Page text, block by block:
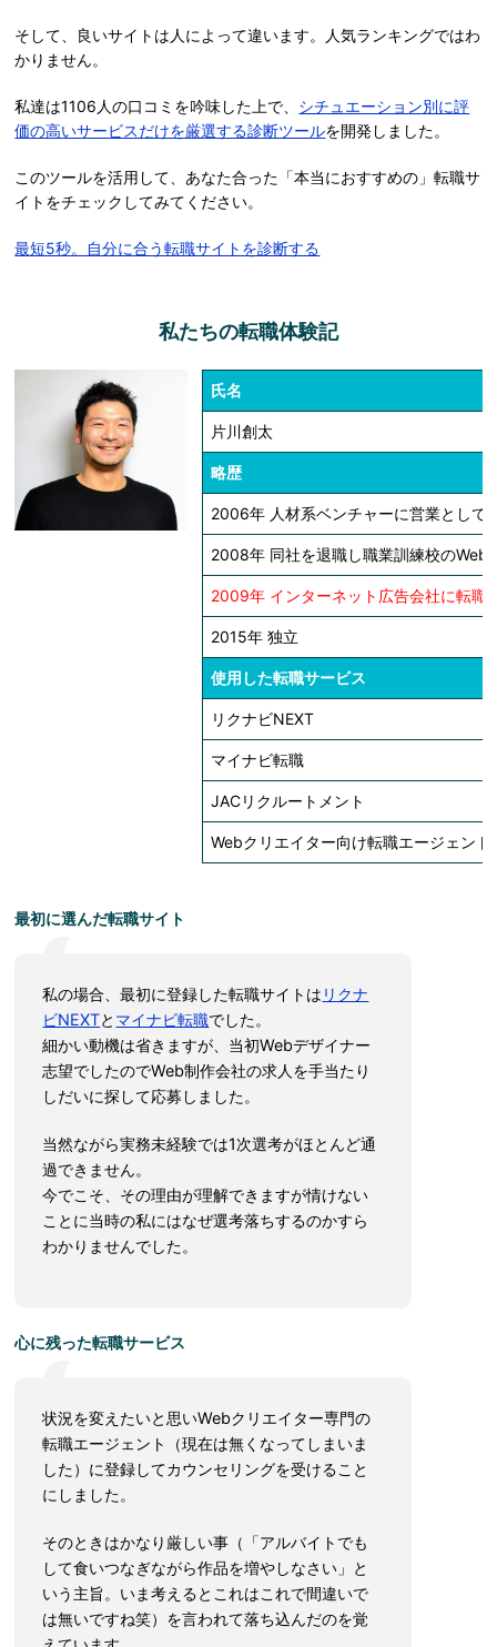
そして、良いサイトは人によって違います。人気ランキングではわ
かりません。
私達は1106人の口コミを吟味した上で、 シチュエーション別に評
価の高いサービスだけを厳選する診断ツールを開発しました。
このツールを活用して、あなた合った「本当におすすめの」転職サ
イトをチェックしてみてください。
最短5秒。自分に合う転職サイトを診断する
私たちの転職体験記
氏名
片川創太
略歴
2006年 人材系ベンチャーに営業として
2008年 同社を退職し職業訓練校のWeb
2009年 インターネット広告会社に転職
2015年 独立
使用した転職サービス
リクナビNEXT
マイナビ転職
JACリクルートメント
Webクリエイター向け転職エージェント
最初に選んだ転職サイト
私の場合、最初に登録した転職サイトは リクナ
ビNEXTと マイナビ転職でした。
細かい動機は省きますが、当初Webデザイナー
志望でしたのでWeb制作会社の求人を手当たり
しだいに探して応募しました。
当然ながら実務未経験では1次選考がほとんど通
過できません。
今でこそ、その理由が理解できますが情けない
ことに当時の私にはなぜ選考落ちするのかすら
わかりませんでした。
心に残った転職サービス
状況を変えたいと思いWebクリエイター専門の
転職エージェント（現在は無くなってしまいま
した）に登録してカウンセリングを受けること
にしました。
そのときはかなり厳しい事（「アルバイトでも
して食いつなぎながら作品を増やしなさい」と
いう主旨。いま考えるとこれはこれで間違いで
は無いですね笑）を言われて落ち込んだのを覚